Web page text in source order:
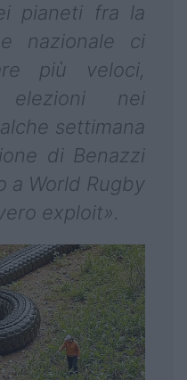
pianeti fra la
nazionale ci
più veloci,
nei
settimana
di Benazzi
a World Rugby
exploit».